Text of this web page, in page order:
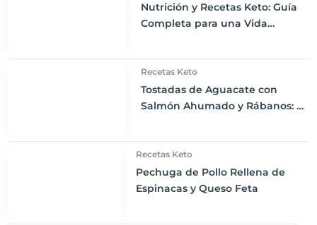
Nutrición y Recetas Keto: Guía
Completa para una Vida
Recetas Keto
Tostadas de Aguacate con
Salmón Ahumado y Rábanos: El
Recetas Keto
Pechuga de Pollo Rellena de
Espinacas y Queso Feta